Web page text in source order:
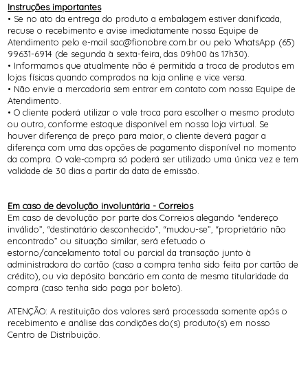
Instruções importantes
• Se no ato da entrega do produto a embalagem estiver danificada,
recuse o recebimento e avise imediatamente nossa Equipe de
Atendimento pelo e-mail sac@fionobre.com.br ou pelo WhatsApp (65)
99631-6914 (de segunda à sexta-feira, das 09h00 às 17h30).
• Informamos que atualmente não é permitida a troca de produtos em
lojas físicas quando comprados na loja online e vice versa.
• Não envie a mercadoria sem entrar em contato com nossa Equipe de
Atendimento.
• O cliente poderá utilizar o vale troca para escolher o mesmo produto
ou outro, conforme estoque disponível em nossa loja virtual. Se
houver diferença de preço para maior, o cliente deverá pagar a
diferença com uma das opções de pagamento disponível no momento
da compra. O vale-compra só poderá ser utilizado uma única vez e tem
validade de 30 dias a partir da data de emissão.
Em caso de devolução involuntária - Correios
Em caso de devolução por parte dos Correios alegando “endereço
inválido”, “destinatário desconhecido”, “mudou-se”, “proprietário não
encontrado” ou situação similar, será efetuado o
estorno/cancelamento total ou parcial da transação junto à
administradora do cartão (caso a compra tenha sido feita por cartão de
crédito), ou via depósito bancário em conta de mesma titularidade da
compra (caso tenha sido paga por boleto).
ATENÇÃO: A restituição dos valores será processada somente após o
recebimento e análise das condições do(s) produto(s) em nosso
Centro de Distribuição.